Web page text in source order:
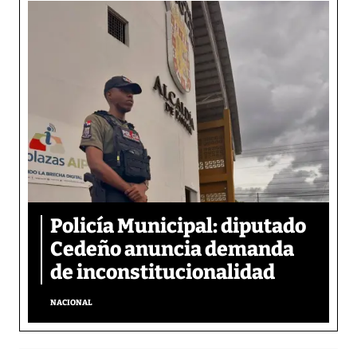
Policía Municipal: diputado
Cedeño anuncia demanda
de inconstitucionalidad
NACIONAL